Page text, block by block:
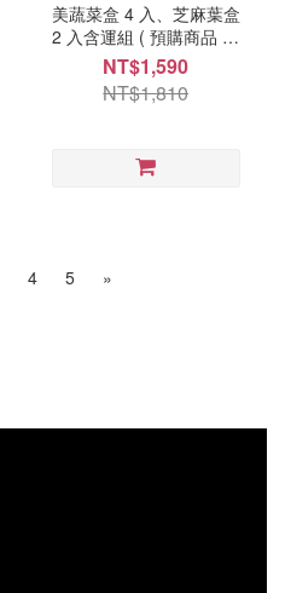
美蔬菜盒 4 入、芝麻葉盒
2 入含運組 ( 預購商品 每
週一、三出貨 ) - 美蔬菜
NT$1,590
NT$1,810
4 5 »